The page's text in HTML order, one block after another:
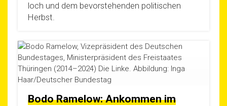
loch und dem bevor­ste­hen­den poli­ti­schen
Herbst.
Bodo Ramelow: Ankommen im